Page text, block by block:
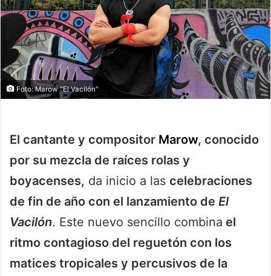
Foto: Marow "El Vacilón"
El cantante y compositor Marow, conocido
por su mezcla de raíces rolas y
boyacenses, da inicio a las celebraciones
de fin de año con el lanzamiento de El
Vacilón. Este nuevo sencillo combina el
ritmo contagioso del reguetón con los
matices tropicales y percusivos de la